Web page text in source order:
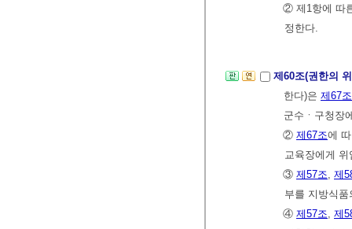
② 제1항에 따
정한다.
제60조(권한의
한다)은 제67조
군수ㆍ구청장
② 제67조에
교육장에게
③ 제57조 제
부를 지방식
④ 제57조 제